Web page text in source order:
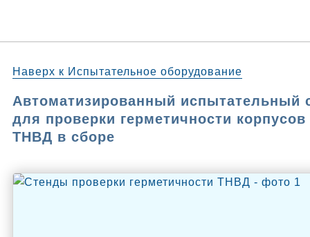
Наверх к Испытательное оборудование
Автоматизированный испытательный
для проверки герметичности корпусов
ТНВД в сборе